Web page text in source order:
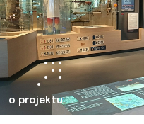
o projektu